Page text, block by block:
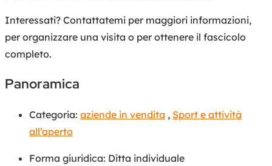
Interessati? Contattatemi per maggiori informazioni,
per organizzare una visita o per ottenere il fascicolo
completo.
Panoramica
Categoria: aziende in vendita , Sport e attività
all’aperto
Forma giuridica: Ditta individuale